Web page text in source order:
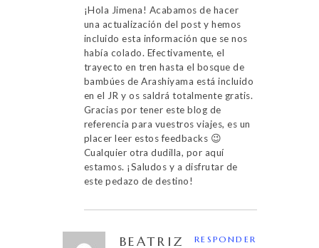
¡Hola Jimena! Acabamos de hacer
una actualización del post y hemos
incluido esta información que se nos
había colado. Efectivamente, el
trayecto en tren hasta el bosque de
bambúes de Arashiyama está incluido
en el JR y os saldrá totalmente gratis.
Gracias por tener este blog de
referencia para vuestros viajes, es un
placer leer estos feedbacks 😉
Cualquier otra dudilla, por aquí
estamos. ¡Saludos y a disfrutar de
este pedazo de destino!
BEATRIZ RESPONDER